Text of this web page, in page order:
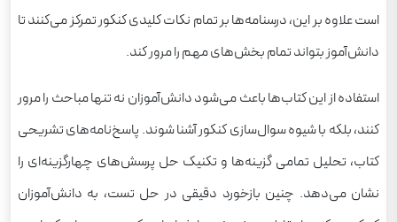
است علاوه بر این، درسنامه‌ها بر تمام نکات کلیدی کنکور تمرکز می‌کنند تا
دانش‌آموز بتواند تمام بخش‌های مهم را مرور کند.
استفاده از این کتاب‌ها باعث می‌شود دانش‌آموزان نه تنها مباحث را مرور
کنند، بلکه با شیوه سوال‌سازی کنکور آشنا شوند. پاسخ‌نامه‌های تشریحی
کتاب، تحلیل تمامی گزینه‌ها و تکنیک حل پرسش‌های چهارگزینه‌ای را
نشان می‌دهد. چنین بازخورد دقیقی در حل تست، به دانش‌آموزان